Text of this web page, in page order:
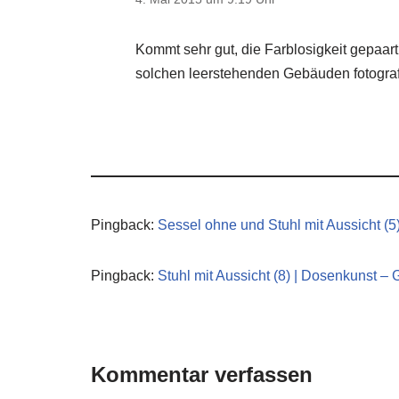
Kommt sehr gut, die Farblosigkeit
solchen leerstehenden Gebäuden
Pingback: Sessel ohne und Stuhl mit Aussicht
Pingback: Stuhl mit Aussicht (8) | Dosenkunst –
Kommentar verfassen